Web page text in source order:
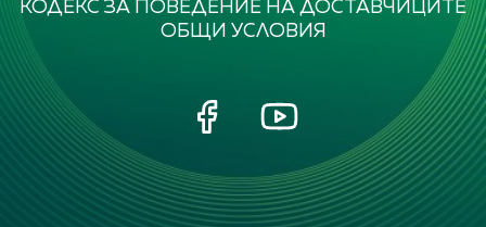
КОДЕКС ЗА ПОВЕДЕНИЕ НА ДОСТАВЧИЦИТЕ
ОБЩИ УСЛОВИЯ